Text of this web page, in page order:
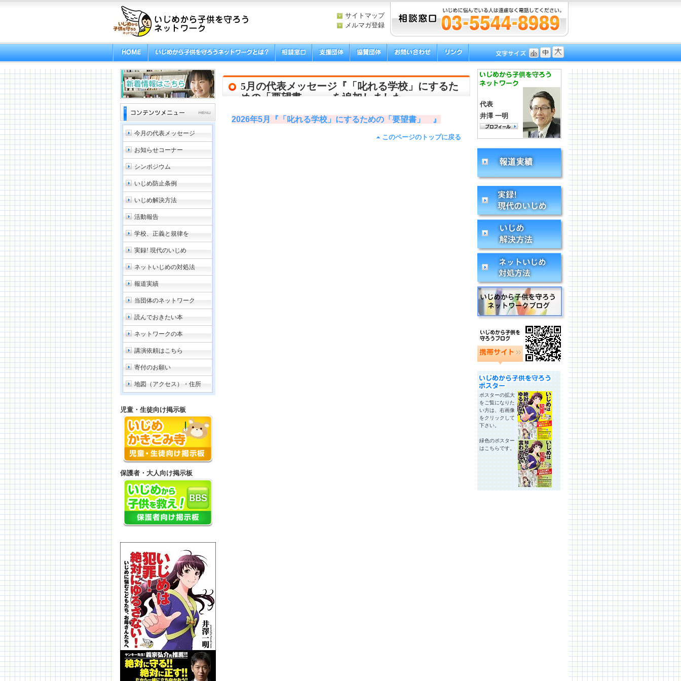
サイトマップ
メルマガ登録
今月の代表メッセージ
お知らせコーナー
シンポジウム
いじめ防止条例
いじめ解決方法
活動報告
学校、正義と規律を
実録! 現代のいじめ
ネットいじめの対処法
報道実績
当団体のネットワーク
読んでおきたい本
ネットワークの本
講演依頼はこちら
寄付のお願い
地図（アクセス）・住所
児童・生徒向け掲示板
保護者・大人向け掲示板
5月の代表メッセージ『「叱れる学校」にするた
めの「要望書」 』を追加しました。
2026年5月『「叱れる学校」にするための「要望書」 』
このページのトップに戻る
代表
井澤 一明
ポスターの拡大
をご覧になりた
い方は、右画像
をクリックして
下さい。
緑色のポスター
はこちらです。